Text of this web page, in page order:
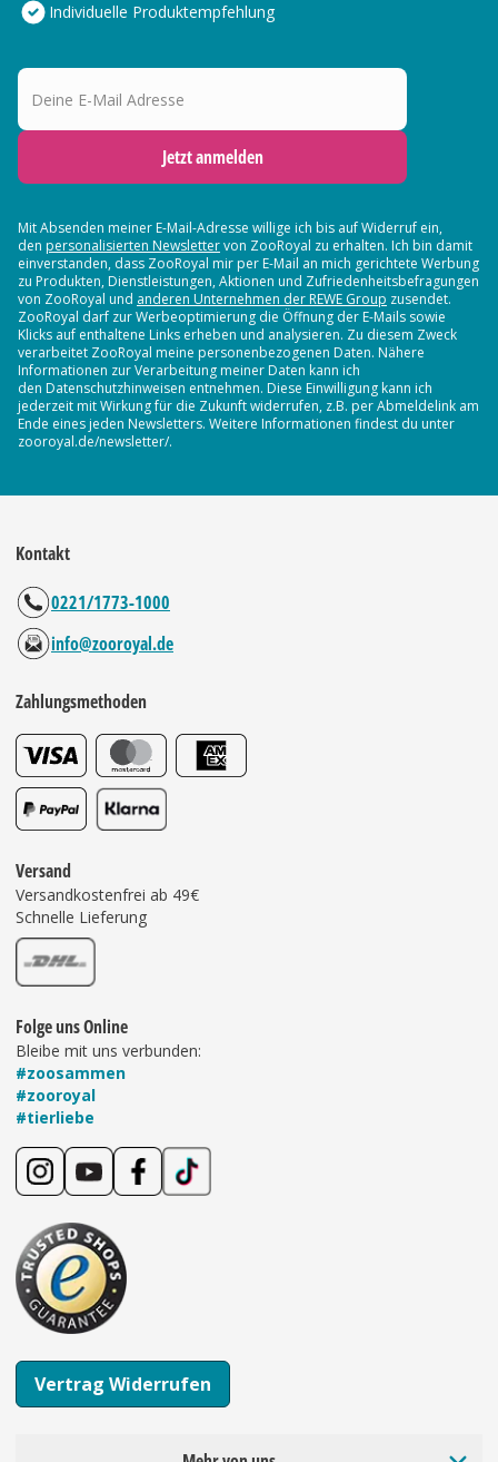
Individuelle Produktempfehlung
Deine E-Mail Adresse
Jetzt anmelden
Mit Absenden meiner E-Mail-Adresse willige ich bis auf Widerruf ein,
den personalisierten Newslettervon ZooRoyal zu erhalten. Ich bin damit
einverstanden, dass ZooRoyal mir per E-Mail an mich gerichtete Werbung
zu Produkten, Dienstleistungen, Aktionen und Zufriedenheitsbefragungen
von ZooRoyal und anderen Unternehmen der REWE Group zusendet.
ZooRoyal darf zur Werbeoptimierung die Öffnung der E-Mails sowie
Klicks auf enthaltene Links erheben und analysieren. Zu diesem Zweck
verarbeitet ZooRoyal meine personenbezogenen Daten. Nähere
Informationen zur Verarbeitung meiner Daten kann ich
den Datenschutzhinweisen entnehmen. Diese Einwilligung kann ich
jederzeit mit Wirkung für die Zukunft widerrufen, z.B. per Abmeldelink am
Ende eines jeden Newsletters. Weitere Informationen findest du unter
zooroyal.de/newsletter/.
Kontakt
0221/1773-1000
info@zooroyal.de
Zahlungsmethoden
Versand
Versandkostenfrei ab 49€
Schnelle Lieferung
Folge uns Online
Bleibe mit uns verbunden:
#zoosammen
#zooroyal
#tierliebe
Vertrag Widerrufen